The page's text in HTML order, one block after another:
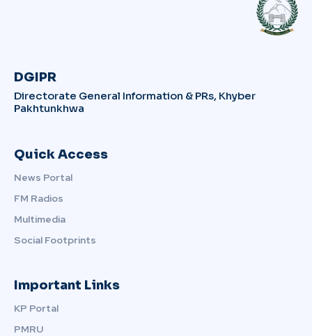
DGIPR
Directorate General Information & PRs, Khyber
Pakhtunkhwa
Quick Access
News Portal
FM Radios
Multimedia
Social Footprints
Important Links
KP Portal
PMRU